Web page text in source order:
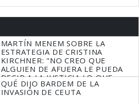
MARTÍN MENEM SOBRE LA
ESTRATEGIA DE CRISTINA
KIRCHNER: "NO CREO QUE
ALGUIEN DE AFUERA LE PUEDA
DECIR A LA JUSTICIA LO QUE
TIENE QUE HACER"
QUÉ DIJO BARDEM DE LA
INVASIÓN DE CEUTA